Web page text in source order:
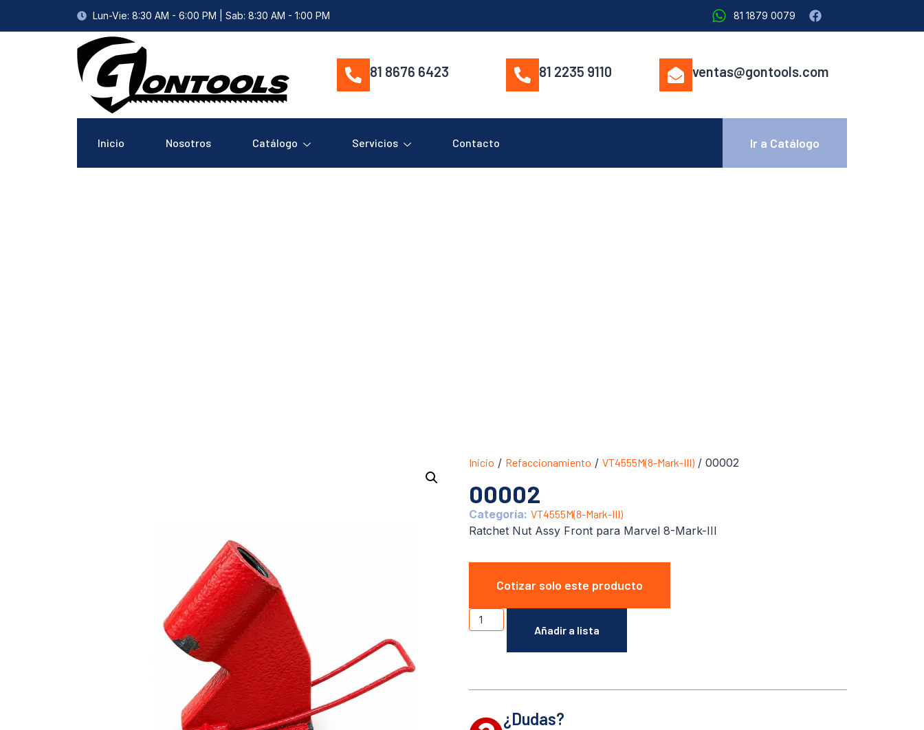
Lun-Vie: 8:30 AM - 6:00 PM | Sab: 8:30 AM - 1:00 PM 81 1879 0079
81 8676 6423 81 2235 9110 ventas@gontools.com
Inicio Nosotros Catálogo Servicios Contacto Ir a Catálogo
Inicio / Refaccionamiento / VT4555M(8-Mark-III) / 00002
00002
Categoría: VT4555M(8-Mark-III)
Ratchet Nut Assy Front para Marvel 8-Mark-III
Cotizar solo este producto
Añadir a lista
¿Dudas?